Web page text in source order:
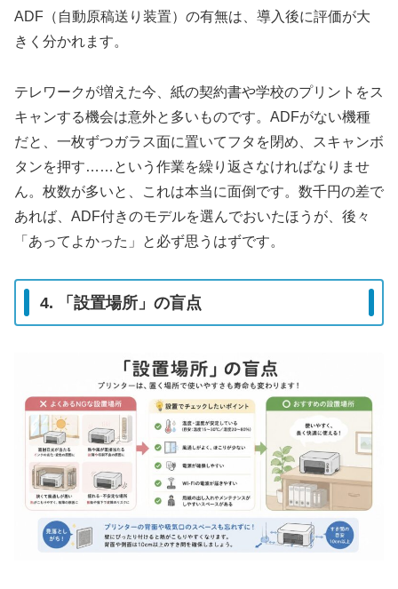
ADF（自動原稿送り装置）の有無は、導入後に評価が大
きく分かれます。
テレワークが増えた今、紙の契約書や学校のプリントをス
キャンする機会は意外と多いものです。ADFがない機種
だと、一枚ずつガラス面に置いてフタを閉め、スキャンボ
タンを押す……という作業を繰り返さなければなりませ
ん。枚数が多いと、これは本当に面倒です。数千円の差で
あれば、ADF付きのモデルを選んでおいたほうが、後々
「あってよかった」と必ず思うはずです。
4. 「設置場所」の盲点